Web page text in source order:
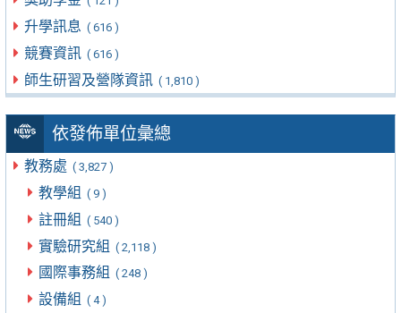
升學訊息 ( 616 )
競賽資訊 ( 616 )
師生研習及營隊資訊 ( 1,810 )
依發佈單位彙總
教務處 ( 3,827 )
教學組 ( 9 )
註冊組 ( 540 )
實驗研究組 ( 2,118 )
國際事務組 ( 248 )
設備組 ( 4 )